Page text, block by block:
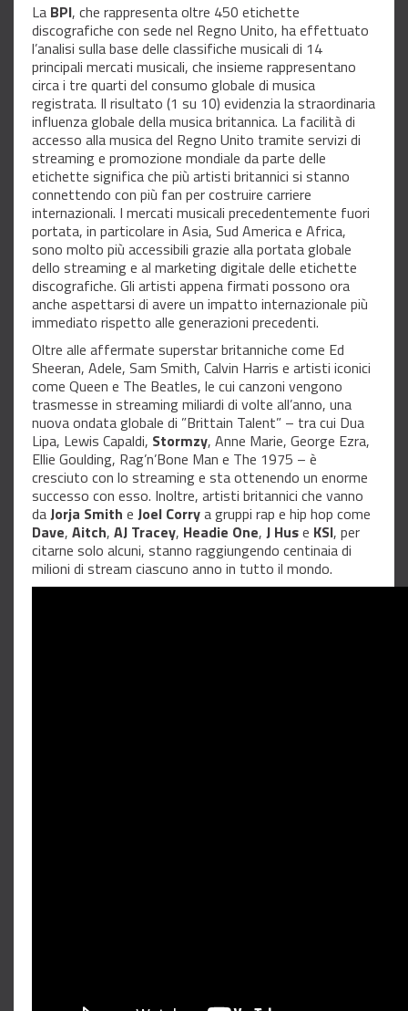
La BPI, che rappresenta oltre 450 etichette
discografiche con sede nel Regno Unito, ha effettuato
l’analisi sulla base delle classifiche musicali di 14
principali mercati musicali, che insieme rappresentano
circa i tre quarti del consumo globale di musica
registrata. Il risultato (1 su 10) evidenzia la straordinaria
influenza globale della musica britannica. La facilità di
accesso alla musica del Regno Unito tramite servizi di
streaming e promozione mondiale da parte delle
etichette significa che più artisti britannici si stanno
connettendo con più fan per costruire carriere
internazionali. I mercati musicali precedentemente fuori
portata, in particolare in Asia, Sud America e Africa,
sono molto più accessibili grazie alla portata globale
dello streaming e al marketing digitale delle etichette
discografiche. Gli artisti appena firmati possono ora
anche aspettarsi di avere un impatto internazionale più
immediato rispetto alle generazioni precedenti.
Oltre alle affermate superstar britanniche come Ed
Sheeran, Adele, Sam Smith, Calvin Harris e artisti iconici
come Queen e The Beatles, le cui canzoni vengono
trasmesse in streaming miliardi di volte all’anno, una
nuova ondata globale di ”Brittain Talent” – tra cui Dua
Lipa, Lewis Capaldi, Stormzy, Anne Marie, George Ezra,
Ellie Goulding, Rag’n’Bone Man e The 1975 – è
cresciuto con lo streaming e sta ottenendo un enorme
successo con esso. Inoltre, artisti britannici che vanno
daJorja Smith e Joel Corrya gruppi rap e hip hop come
Dave, Aitch, AJ Tracey, Headie One, J Huse KSI, per
citarne solo alcuni, stanno raggiungendo centinaia di
milioni di stream ciascuno anno in tutto il mondo.